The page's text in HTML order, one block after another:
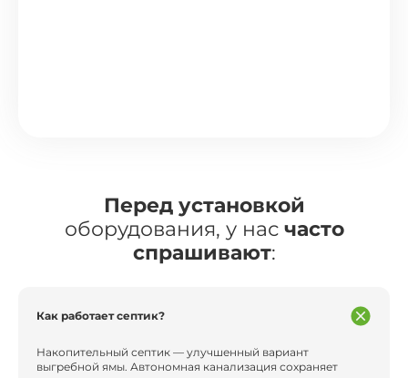
Перед установкой
оборудования, у нас часто
спрашивают:
Как работает септик?
Накопительный септик — улучшенный вариант
выгребной ямы. Автономная канализация сохраняет